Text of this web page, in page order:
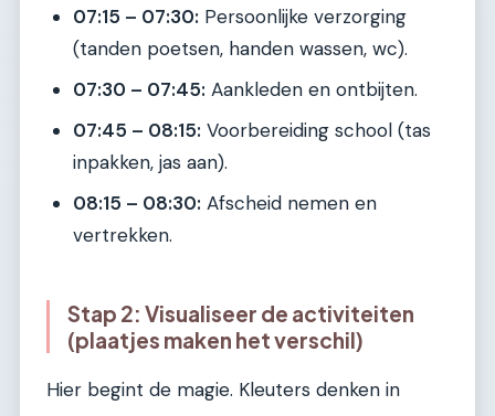
07:15 – 07:30: Persoonlijke verzorging
(tanden poetsen, handen wassen, wc).
07:30 – 07:45: Aankleden en ontbijten.
07:45 – 08:15: Voorbereiding school (tas
inpakken, jas aan).
08:15 – 08:30: Afscheid nemen en
vertrekken.
Stap 2: Visualiseer de activiteiten
(plaatjes maken het verschil)
Hier begint de magie. Kleuters denken in